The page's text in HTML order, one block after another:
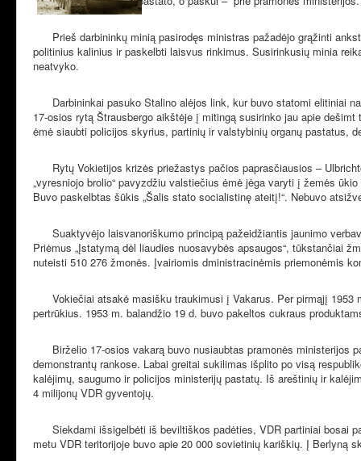
Prieš darbininkų minią pasirodęs ministras pažadėjo grąžinti
politinius kalinius ir paskelbti laisvus rinkimus. Susirinkusių minia
neatvyko.
Darbininkai pasuko Stalino alėjos link, kur buvo statomi elitiniai
17-osios rytą Štrausbergo aikštėje į mitingą susirinko jau apie
ėmė siaubti policijos skyrius, partinių ir valstybinių organų pastatus,
Rytų Vokietijos krizės priežastys pačios paprasčiausios –
„vyresniojo brolio“ pavyzdžiu valstiečius ėmė jėga varyti į žemės
Buvo paskelbtas šūkis „Šalis stato socialistinę ateitį!“. Nebuvo
Suaktyvėjo laisvanoriškumo principą pažeidžiantis jaunimo
Priėmus „Įstatymą dėl liaudies nuosavybės apsaugos“, tūkstančiai
nuteisti 510 276 žmonės. Įvairiomis dministracinėmis priemonėmis
Vokiečiai atsakė masišku traukimusi į Vakarus. Per pirmąjį
pertrūkius. 1953 m. balandžio 19 d. buvo pakeltos cukraus
Birželio 17-osios vakarą buvo nusiaubtas pramonės
demonstrantų rankose. Labai greitai sukilimas išplito po visą
kalėjimų, saugumo ir policijos ministerijų pastatų. Iš areštinių ir
4 milijonų VDR gyventojų.
Siekdami išsigelbėti iš beviltiškos padėties, VDR partiniai bosai
metu VDR teritorijoje buvo apie 20 000 sovietinių kariškių. Į Berlyną